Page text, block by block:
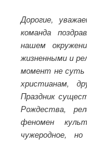
Дорогие,
команда
нашем
жизненными и
момент не суть
христианам,
Праздник
Рождества,
феномен
чужеродное,